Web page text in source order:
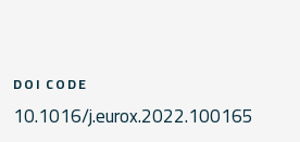
DOI CODE
10.1016/j.eurox.2022.100165